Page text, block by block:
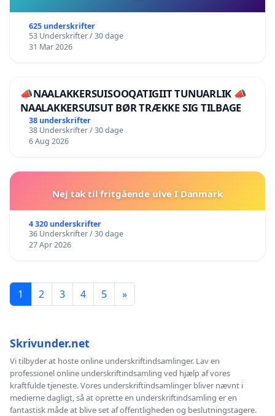
625 underskrifter
53 Underskrifter / 30 dage
31 Mar 2026
📣NAALAKKERSUISOOQATIGIIT TUNUARLIK 📣
NAALAKKERSUISUT BØR TRÆKKE SIG TILBAGE
38 underskrifter
38 Underskrifter / 30 dage
6 Aug 2026
Nej tak til fritgående ulve I Danmark
4 320 underskrifter
36 Underskrifter / 30 dage
27 Apr 2026
1 2 3 4 5 »
Skrivunder.net
Vi tilbyder at hoste online underskriftindsamlinger. Lav en
professionel online underskriftindsamling ved hjælp af vores
kraftfulde tjeneste. Vores underskriftindsamlinger bliver nævnt i
medierne dagligt, så at oprette en underskriftindsamling er en
fantastisk måde at blive set af offentligheden og beslutningstagere.